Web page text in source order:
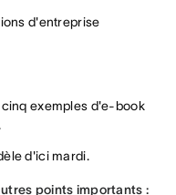
d'entreprise
exemples d'e-book
d'ici mardi.
points importants :